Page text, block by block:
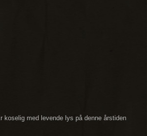
koselig med levende lys på denne årstiden